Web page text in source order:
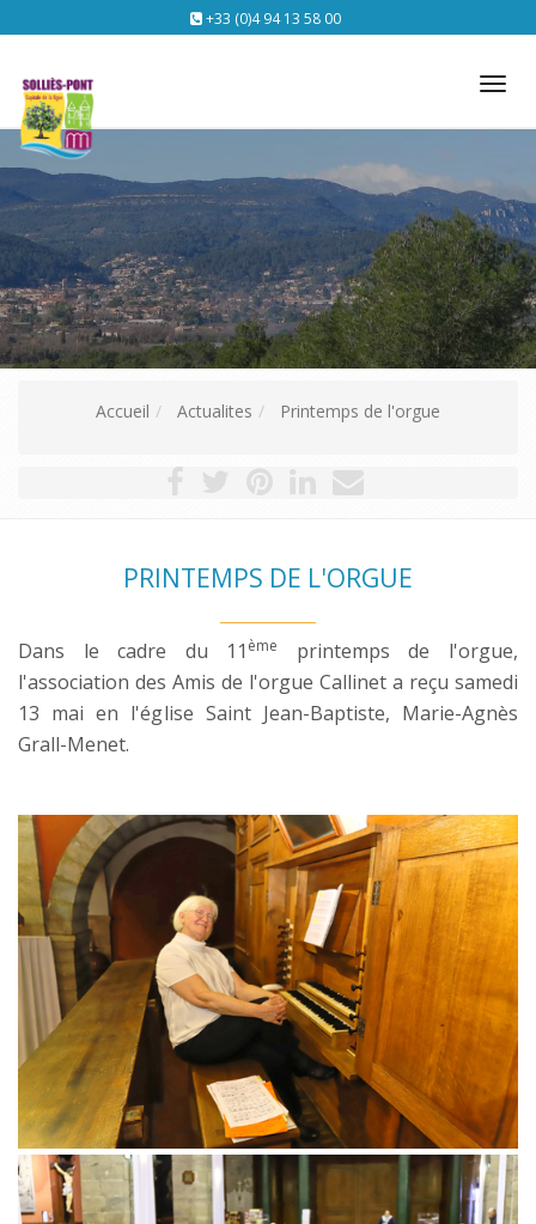
+33 (0)4 94 13 58 00
Accueil Actualites Printemps de l'orgue
PRINTEMPS DE L'ORGUE
Dans le cadre du 11 ème
printemps de l'orgue,
l'association des Amis de l'orgue Callinet a reçu samedi
13 mai en l'église Saint Jean-Baptiste, Marie-Agnès
Grall-Menet.